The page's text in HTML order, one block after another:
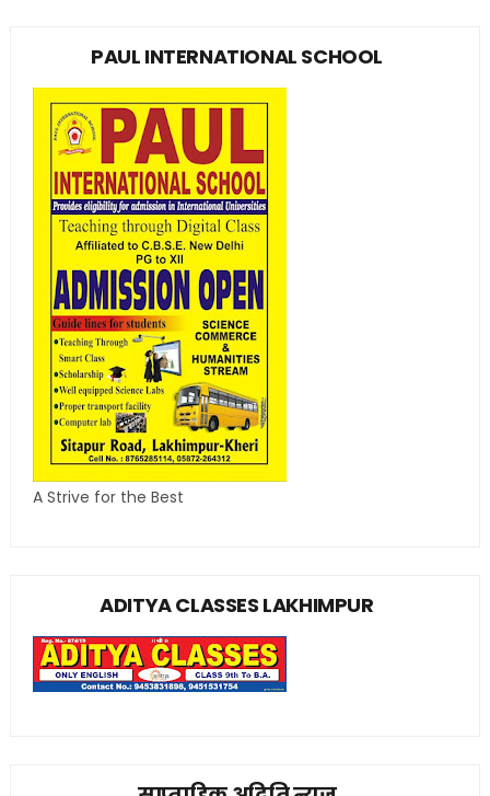
PAUL INTERNATIONAL SCHOOL
A Strive for the Best
ADITYA CLASSES LAKHIMPUR